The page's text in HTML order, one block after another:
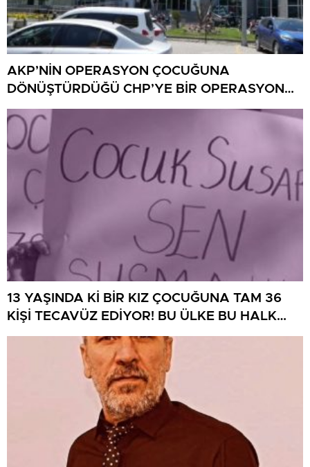
AKP’NİN OPERASYON ÇOCUĞUNA
DÖNÜŞTÜRDÜĞÜ CHP’YE BİR OPERASYON
DAHA!
13 YAŞINDA Kİ BİR KIZ ÇOCUĞUNA TAM 36
KİŞİ TECAVÜZ EDİYOR! BU ÜLKE BU HALK
NEREYE SAVRULDU NASIL SAVRULDU!